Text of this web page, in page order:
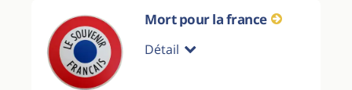
Mort pour la france
Détail